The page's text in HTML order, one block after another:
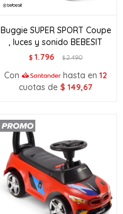
Buggie SUPER SPORT Coupe
, luces y sonido BEBESIT
$ 1.796 $2.490
Con hasta en 12
cuotas de $ 149,67